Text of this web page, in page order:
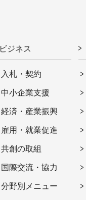
ビジネス
入札・契約
中小企業支援
経済・産業振興
雇用・就業促進
共創の取組
国際交流・協力
分野別メニュー